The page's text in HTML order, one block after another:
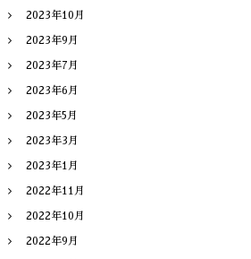
2023年10月
2023年9月
2023年7月
2023年6月
2023年5月
2023年3月
2023年1月
2022年11月
2022年10月
2022年9月